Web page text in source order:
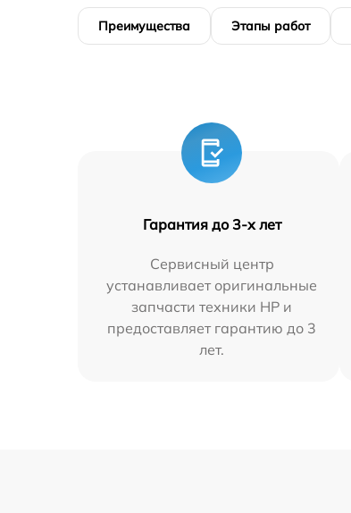
Преимущества Этапы работ
Гарантия до 3-х лет
Сервисный центр
устанавливает оригинальные
запчасти техники HP и
предоставляет гарантию до 3
лет.